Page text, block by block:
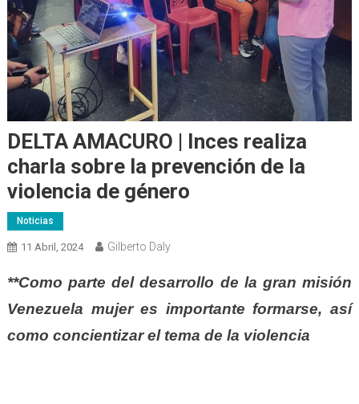
DELTA AMACURO | Inces realiza
charla sobre la prevención de la
violencia de género
Noticias
11 Abril, 2024 Gilberto Daly
**Como parte del desarrollo de la gran misión
Venezuela mujer es importante formarse, así
como concientizar el tema de la violencia